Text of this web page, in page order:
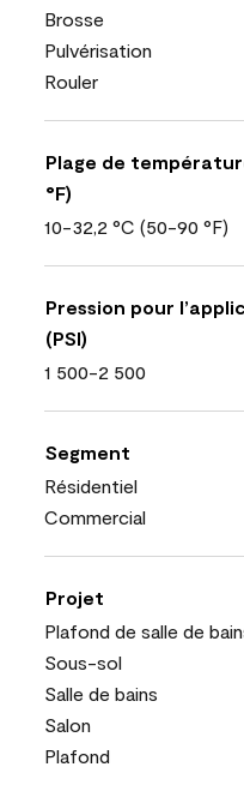
Brosse
Pulvérisation
Rouler
Plage de
°F)
10-32,2 °C (50-90 °F)
Pression pour
(PSI)
1 500-2 500
Segment
Résidentiel
Commercial
Projet
Plafond de salle de
Sous-sol
Salle de bains
Salon
Plafond